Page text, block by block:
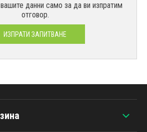
данни само за да ви изпратим
отговор.
ИЗПРАТИ ЗАПИТВАНЕ